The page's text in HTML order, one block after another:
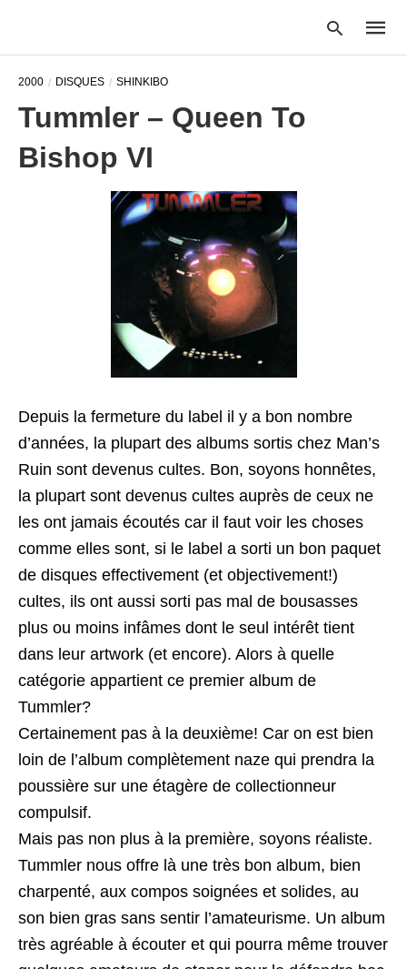
2000 DISQUES SHINKIBO
Tummler – Queen To
Bishop VI
Depuis la fermeture du label il y a bon nombre
d’années, la plupart des albums sortis chez Man’s
Ruin sont devenus cultes. Bon, soyons honnêtes,
la plupart sont devenus cultes auprès de ceux ne
les ont jamais écoutés car il faut voir les choses
comme elles sont, si le label a sorti un bon paquet
de disques effectivement (et objectivement!)
cultes, ils ont aussi sorti pas mal de bousasses
plus ou moins infâmes dont le seul intérêt tient
dans leur artwork (et encore). Alors à quelle
catégorie appartient ce premier album de
Tummler?
Certainement pas à la deuxième! Car on est bien
loin de l’album complètement naze qui prendra la
poussière sur une étagère de collectionneur
compulsif.
Mais pas non plus à la première, soyons réaliste.
Tummler nous offre là une très bon album, bien
charpenté, aux compos soignées et solides, au
son bien gras sans sentir l’amateurisme. Un album
très agréable à écouter et qui pourra même trouver